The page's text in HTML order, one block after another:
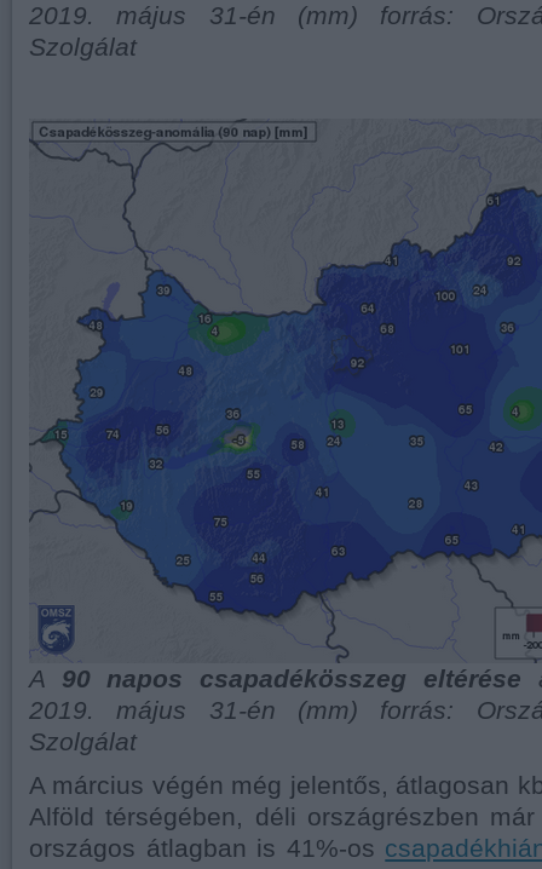
2019. május 31-én (mm) forrás:
Szolgálat
A 90 napos csapadékösszeg eltérése
2019. május 31-én (mm) forrás:
Szolgálat
A március végén még jelentős, átlagosan
Alföld térségében, déli országrészben
országos átlagban is 41%-os